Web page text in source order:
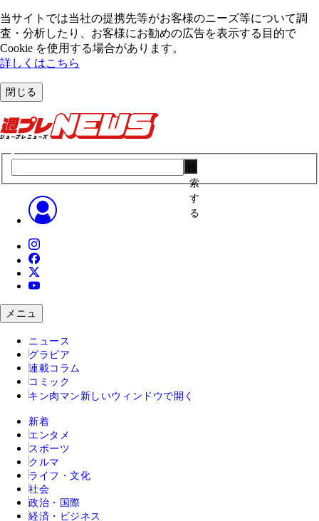
当サイトでは当社の提携先等がお客様のニーズ等について調
査・分析したり、お客様にお勧めの広告を表⽰する⽬的で
Cookie を使⽤する場合があります。
詳しくはこちら
閉じる
索
す
る
メニュ
ニュース
グラビア
連載コラム
コミック
キン肉マン 新しいウィンドウで開く
新着
エンタメ
スポーツ
クルマ
ライフ・文化
社会
政治・国際
経済・ビジネス